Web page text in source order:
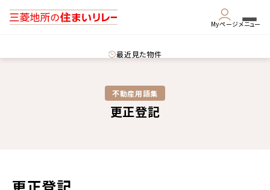
Myページメニュー
最近見た物件
不動産用語集​
更正登記